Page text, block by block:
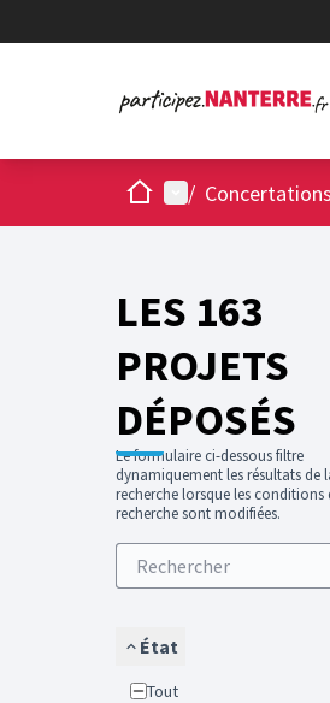
AccueilMenu principal
/ Concertations
LES 163
PROJETS
DÉPOSÉS
Le formulaire ci-dessous filtre
dynamiquement les résultats de
recherche lorsque les conditions
recherche sont modifiées.
État
Tout